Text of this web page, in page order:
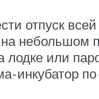
отпуск
небольшом
или
инкубатор